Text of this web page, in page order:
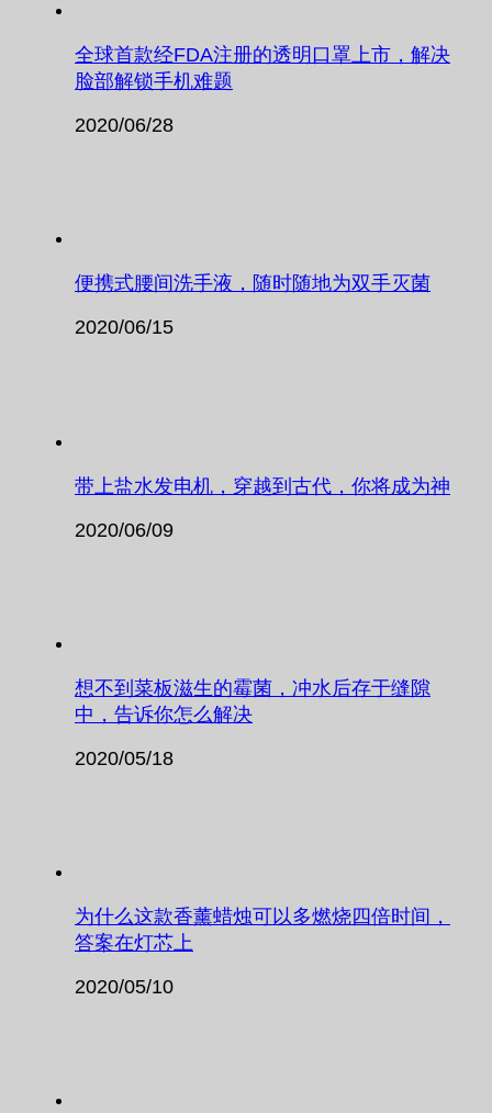
全球首款经FDA注册的透明口罩上市，解决
脸部解锁手机难题
2020/06/28
便携式腰间洗手液，随时随地为双手灭菌
2020/06/15
带上盐水发电机，穿越到古代，你将成为神
2020/06/09
想不到菜板滋生的霉菌，冲水后存于缝隙
中，告诉你怎么解决
2020/05/18
为什么这款香薰蜡烛可以多燃烧四倍时间，
答案在灯芯上
2020/05/10